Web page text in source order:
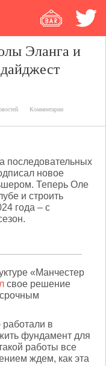
Эланга и
Комментарии
последовательных
новое
Теперь Оле
и строить
года – с
«Манчестер
свое решение
в
фундамент для
работы все
ждем, как эта